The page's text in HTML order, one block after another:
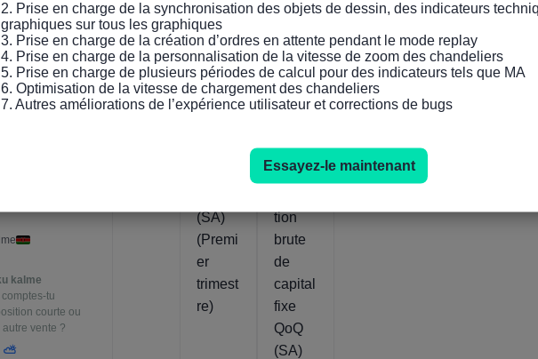
Indicateurs pertinents
(SA)
(Premi
er
trimest
re)
Austra
lie
tion
brute
de
capital
fixe
QoQ
(SA)
2. Prise en charge de la synchronisation des objets de dessin, des indicateurs
graphiques sur tous les graphiques
3. Prise en charge de la création d’ordres en attente pendant le mode replay
4. Prise en charge de la personnalisation de la vitesse de zoom des chandeliers
5. Prise en charge de plusieurs périodes de calcul pour des indicateurs tels que MA
6. Optimisation de la vitesse de chargement des chandeliers
7. Autres améliorations de l’expérience utilisateur et corrections de bugs
Essayez-le maintenant